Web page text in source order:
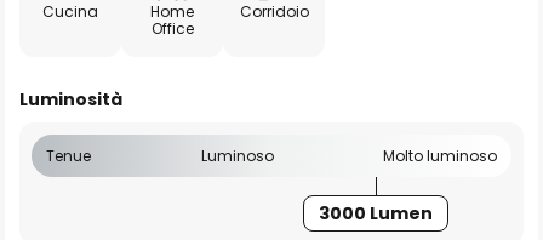
Cucina
Home
Office
Corridoio
Luminosità
Tenue Luminoso Molto luminoso
3000 Lumen